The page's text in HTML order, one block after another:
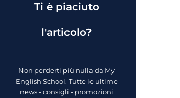
Ti è piaciuto
l'articolo?
Non perderti più nulla da My
English School. Tutte le ultime
news - consigli - promozioni